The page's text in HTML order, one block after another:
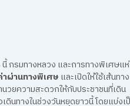
กรมทางหลวง และการทางพิเศษแ
าผ่านทางพิเศษ และเปิดให้ใช้เส้นทาง
วยความสะดวกให้กับประชาชนที่เดิน
ดินทางในช่วงวันหยุดยาวนี้ โดยแบ่งเ